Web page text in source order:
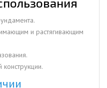
и растягивающим